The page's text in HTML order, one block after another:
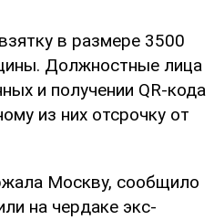
в размере 3500
Должностные лица
и получении QR-кода
из них отсрочку от
Москву, сообщило
на чердаке экс-